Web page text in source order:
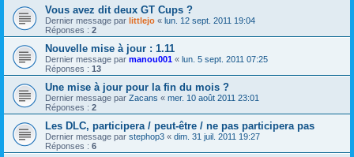
Vous avez dit deux GT Cups ?
Dernier message par littlejo « lun. 12 sept. 2011 19:04
Réponses : 2
Nouvelle mise à jour : 1.11
Dernier message par manou001 « lun. 5 sept. 2011 07:25
Réponses : 13
Une mise à jour pour la fin du mois ?
Dernier message par Zacans « mer. 10 août 2011 23:01
Réponses : 2
Les DLC, participera / peut-être / ne pas participera pas
Dernier message par stephop3 « dim. 31 juil. 2011 19:27
Réponses : 6